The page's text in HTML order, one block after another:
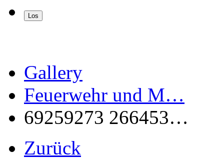
Gallery
Feuerwehr und M…
69259273 266453…
Zurück